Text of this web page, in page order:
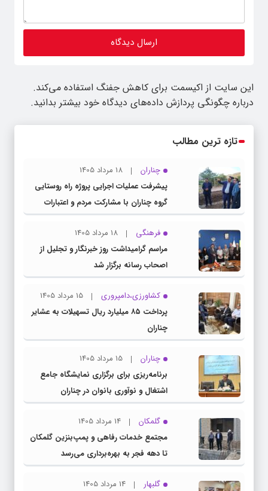
این سایت از اکیسمت برای کاهش جفنگ استفاده می‌کند.
درباره چگونگی پردازش داده‌های دیدگاه خود بیشتر بدانید.
تازه ترین مطالب
چناران
18 مرداد 1405
پیشرفت عملیات اجرایی پروژه راه روستایی
گروه چناران با مشارکت مردم و اعتبارات
دولتی
فرهنگی
18 مرداد 1405
مراسم گرامیداشت روز خبرنگار و تجلیل از
اصحاب رسانه برگزار شد
کشاورزی،دامپروری
15 مرداد 1405
پرداخت ۸۵ میلیارد ریال تسهیلات به عشایر
چناران
چناران
15 مرداد 1405
برنامه‌ریزی برای برگزاری نمایشگاه جامع
اشتغال و نوآوری بانوان در چناران
گلمکان
14 مرداد 1405
مجتمع خدمات رفاهی و پمپ‌بنزین گلمکان
تا دهه فجر به بهره‌برداری می‌رسد
گلبهار
14 مرداد 1405